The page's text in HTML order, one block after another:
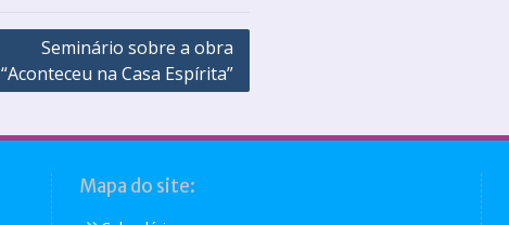
Seminário sobre a obra
“Aconteceu na Casa Espírita”
Mapa do site: